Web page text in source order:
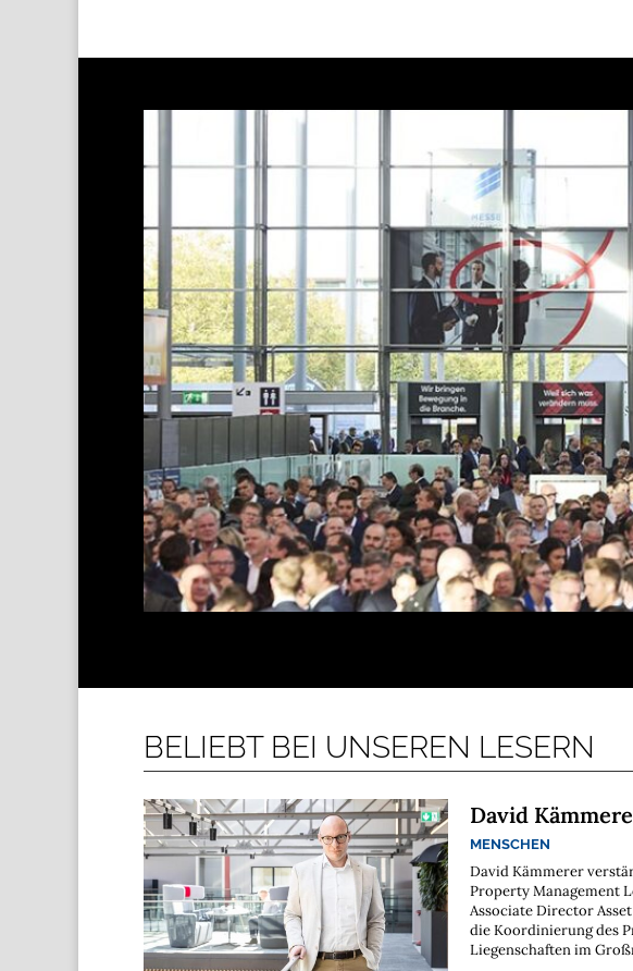
BELIEBT BEI UNSEREN LESERN
David
MENSCHEN
David Kämmerer
Property Management
Associate Director
die Koordinierung des
Liegenschaften im